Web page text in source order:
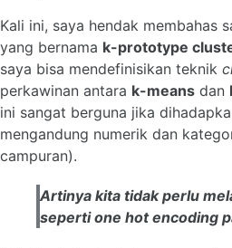
Kali ini, saya hendak membahas
yang bernama k-prototype
saya bisa mendefinisikan teknik
perkawinan antara k-means dan
ini sangat berguna jika
mengandung numerik dan
campuran).
Artinya kita tidak perlu
sepertione hot encoding